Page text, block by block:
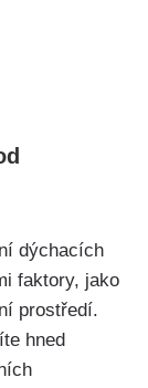
dýchacích‍
faktory, jako‌
prostředí.
hned